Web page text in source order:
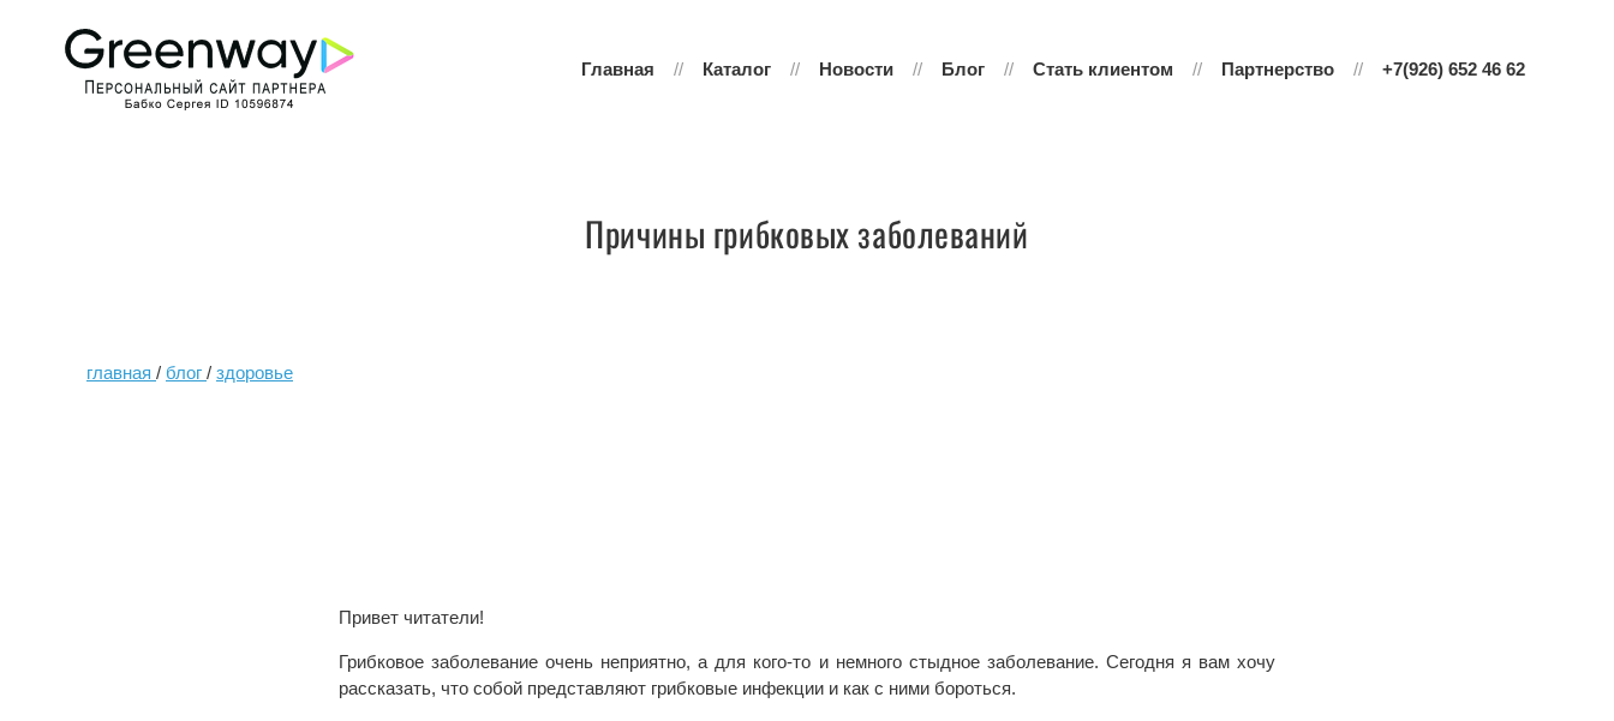
Главная Каталог Новости Блог Стать клиентом Партнерство +7(926) 652 46 62
Причины грибковых заболеваний
главная / блог / здоровье
Привет читатели!
Грибковое заболевание очень неприятно, а для кого-то и немного стыдное заболевание. Сегодня я вам хочу
рассказать, что собой представляют грибковые инфекции и как с ними бороться.